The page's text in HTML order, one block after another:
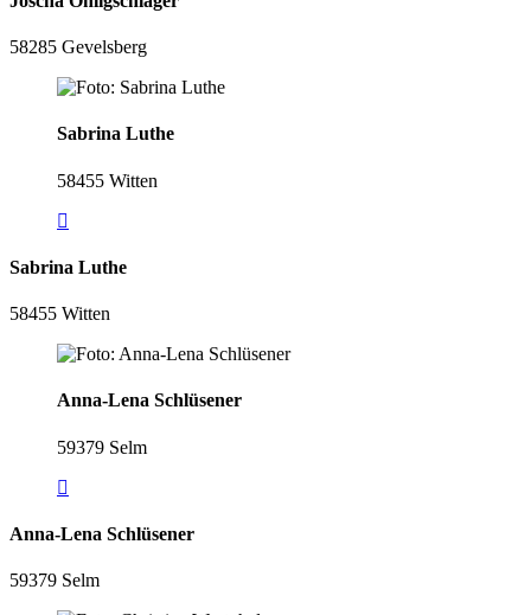
58285 Gevelsberg
Sabrina Luthe
58455 Witten
Sabrina Luthe
58455 Witten
Anna-Lena Schlüsener
59379 Selm
Anna-Lena Schlüsener
59379 Selm